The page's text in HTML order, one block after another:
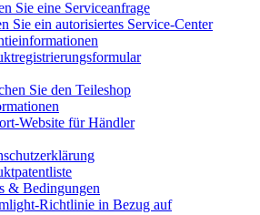
Sie eine Serviceanfrage
Sie ein autorisiertes Service-Center
Sie den Teileshop
Website für Händler
& Bedingungen
Richtlinie in Bezug auf